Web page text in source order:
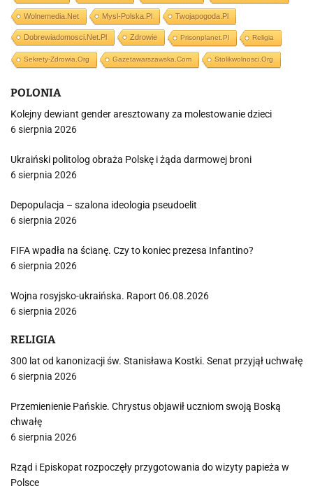
Wolnemedia.net Mysl-Polska.pl Twojapogoda.pl
Dobrewiadomosci.net.pl Zdrowie Prisonplanet.pl Religia
Sekrety-Zdrowia.org Gazetawarszawska.com Stolikwolnosci.org
POLONIA
Kolejny dewiant gender aresztowany za molestowanie dzieci
6 sierpnia 2026
Ukraiński politolog obraża Polskę i żąda darmowej broni
6 sierpnia 2026
Depopulacja – szalona ideologia pseudoelit
6 sierpnia 2026
FIFA wpadła na ścianę. Czy to koniec prezesa Infantino?
6 sierpnia 2026
Wojna rosyjsko-ukraińska. Raport 06.08.2026
6 sierpnia 2026
RELIGIA
300 lat od kanonizacji św. Stanisława Kostki. Senat przyjął uchwałę
6 sierpnia 2026
Przemienienie Pańskie. Chrystus objawił uczniom swoją Boską
chwałę
6 sierpnia 2026
Rząd i Episkopat rozpoczęły przygotowania do wizyty papieża w
Polsce